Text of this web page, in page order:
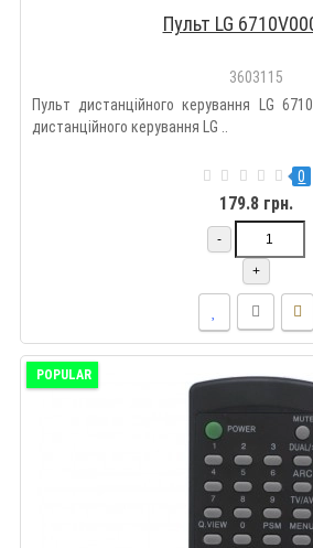
Пульт LG
3603115
Пульт дистанційного керування LG
дистанційного керування LG ..
0
179.8 грн.
-
+
POPULAR